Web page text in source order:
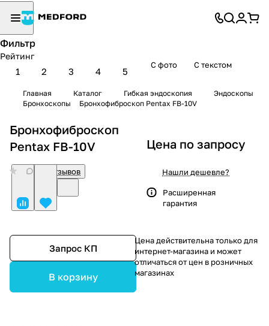
Фильтр
Рейтинг
1 2 3 4 5
С фото С текстом
Главная Каталог Гибкая эндоскопия
Эндоскопы
Бронхоскопы
Бронхофиброскоп Pentax FB-10V
Бронхофиброскоп
Pentax FB-10V
Нет отзывов
Запрос КП
В корзину
Цена по запросу
Нашли дешевле?
Расширенная
гарантия
Цена действительна только для
интернет-магазина и может
отличаться от цен в розничных
магазинах